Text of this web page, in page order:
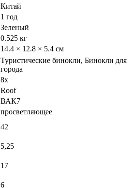
Китай
1 год
Зеленый
0.525 кг
14.4 × 12.8 × 5.4 см
Туристические бинокли, Бинокли для
города
8х
Roof
ВАК7
просветляющее
42
5,25
17
6